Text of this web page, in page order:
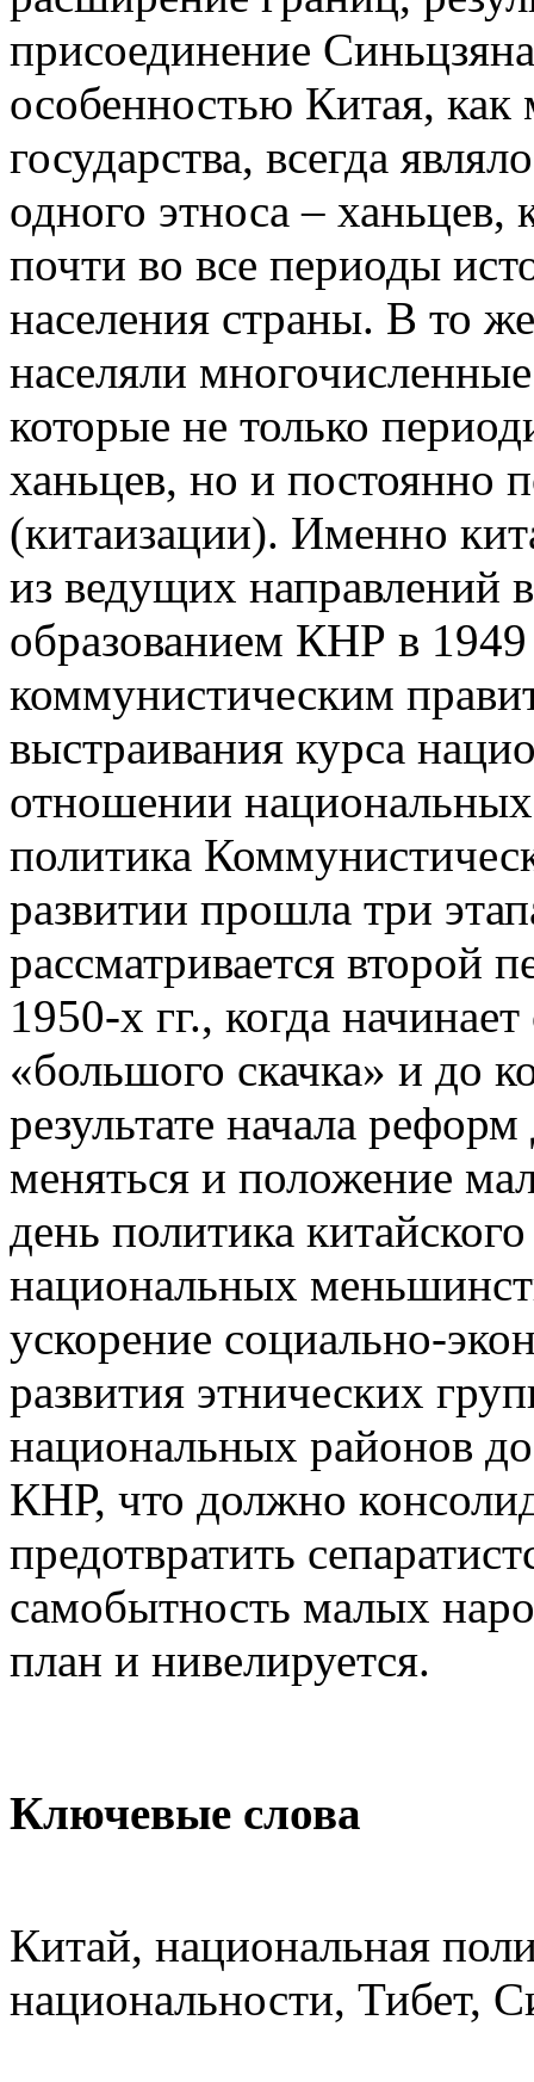
присоединение
особенностью Китая, как
государства, всегда
одного этноса –
почти во все периоды
населения страны. В то
населяли
которые не только
ханьцев, но и постоянно
(китаизации). Именно
из ведущих
образованием КНР в
коммунистическим
выстраивания курса
отношении
политика
развитии прошла три
рассматривается второй
1950-х гг., когда
«большого скачка» и до
результате начала
меняться и положение
день политика
национальных
ускорение социально-
развития этнических
национальных районов
КНР, что должно
предотвратить
самобытность малых
план и нивелируется.
Ключевые слова
Китай, национальная
национальности, Тибет,